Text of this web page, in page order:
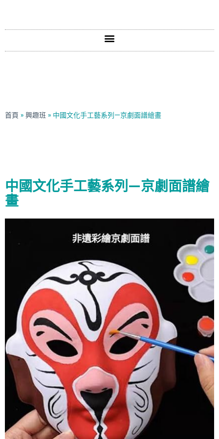
首頁 » 興趣班 » 中國文化手工藝系列—京劇面譜繪畫
中國文化手工藝系列—京劇面譜繪
畫